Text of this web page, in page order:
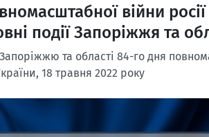
війни
події Запоріжжя та
та області 84-го дня
18 травня 2022 року